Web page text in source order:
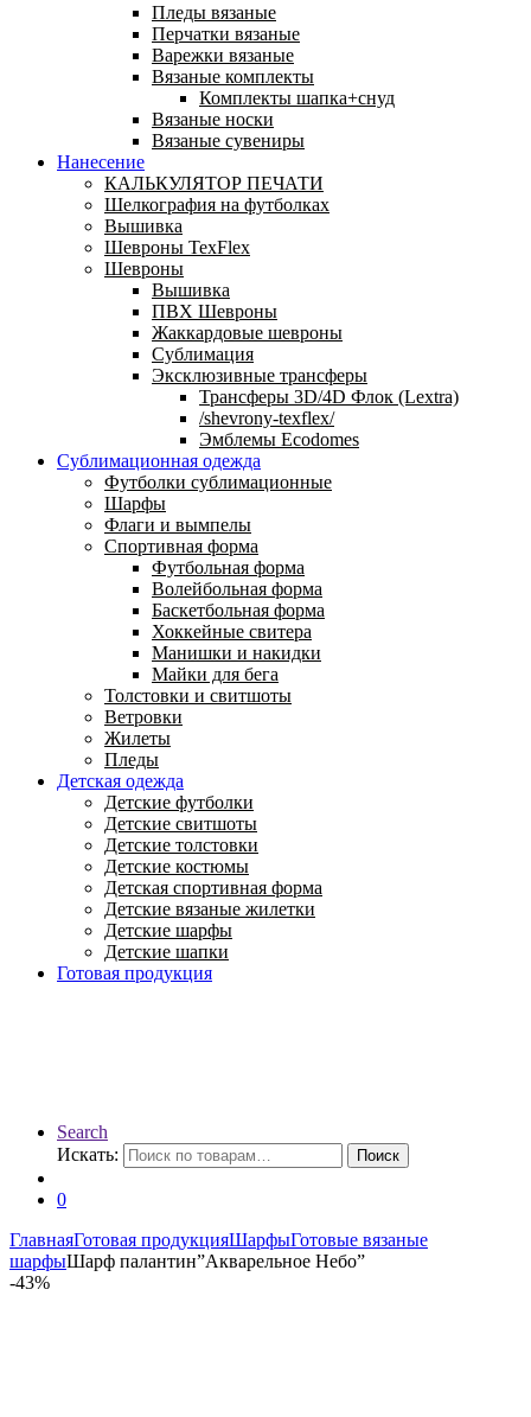
Пледы вязаные
Перчатки вязаные
Варежки вязаные
Вязаные комплекты
Комплекты шапка+снуд
Вязаные носки
Вязаные сувениры
Нанесение
КАЛЬКУЛЯТОР ПЕЧАТИ
Шелкография на футболках
Вышивка
Шевроны TexFlex
Шевроны
Вышивка
ПВХ Шевроны
Жаккардовые шевроны
Сублимация
Эксклюзивные трансферы
Трансферы 3D/4D Флок (Lextra)
/shevrony-texflex/
Эмблемы Ecodomes
Сублимационная одежда
Футболки сублимационные
Шарфы
Флаги и вымпелы
Спортивная форма
Футбольная форма
Волейбольная форма
Баскетбольная форма
Хоккейные свитера
Манишки и накидки
Майки для бега
Толстовки и свитшоты
Ветровки
Жилеты
Пледы
Детская одежда
Детские футболки
Детские свитшоты
Детские толстовки
Детские костюмы
Детская спортивная форма
Детские вязаные жилетки
Детские шарфы
Детские шапки
Готовая продукция
Search
Искать:
Поиск
0
ГлавнаяГотовая продукцияШарфыГотовые вязаные
шарфыШарф палантин”Акварельное Небо”
-43%